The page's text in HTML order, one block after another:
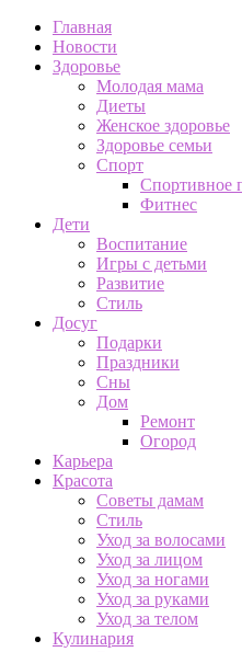
Главная
Новости
Здоровье
Молодая мама
Диеты
Женское здоровье
Здоровье семьи
Спорт
Спортивное
Фитнес
Дети
Воспитание
Игры с детьми
Развитие
Стиль
Досуг
Подарки
Праздники
Сны
Дом
Ремонт
Огород
Карьера
Красота
Советы дамам
Стиль
Уход за волосами
Уход за лицом
Уход за ногами
Уход за руками
Уход за телом
Кулинария